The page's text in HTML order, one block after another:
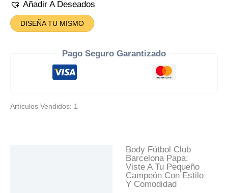
Barcelona
Añadir A Deseados
DISEÑA TU MISMO
Pago Seguro Garantizado
Artículos Vendidos: 1
Body Fútbol Club
Barcelona Papa:
Viste A Tu Pequeño
Campeón Con Estilo
Y Comodidad